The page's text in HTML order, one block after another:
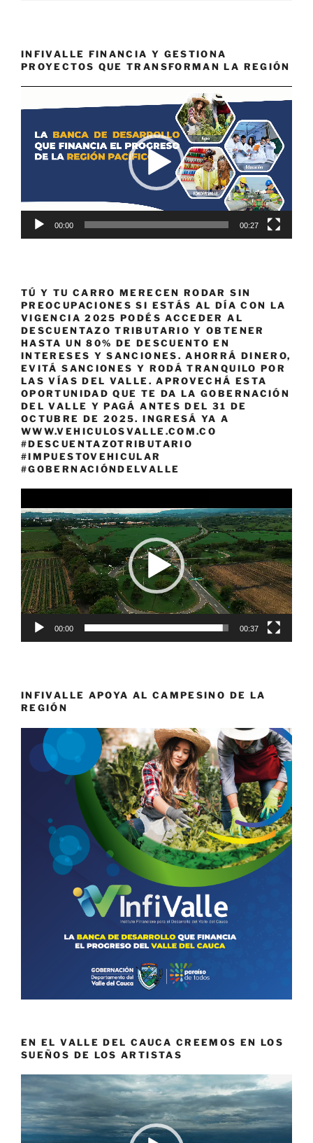
INFIVALLE FINANCIA Y GESTIONA
PROYECTOS QUE TRANSFORMAN LA REGIÓN
de
00:00 00:27
TÚ Y TU CARRO MERECEN RODAR SIN
PREOCUPACIONES SI ESTÁS AL DÍA CON LA
VIGENCIA 2025 PODÉS ACCEDER AL
DESCUENTAZO TRIBUTARIO Y OBTENER
HASTA UN 80% DE DESCUENTO EN
INTERESES Y SANCIONES. AHORRÁ DINERO,
EVITÁ SANCIONES Y RODÁ TRANQUILO POR
LAS VÍAS DEL VALLE. APROVECHÁ ESTA
OPORTUNIDAD QUE TE DA LA GOBERNACIÓN
DEL VALLE Y PAGÁ ANTES DEL 31 DE
OCTUBRE DE 2025. INGRESÁ YA A
WWW.VEHICULOSVALLE.COM.CO
#DESCUENTAZOTRIBUTARIO
#IMPUESTOVEHICULAR
#GOBERNACIÓNDELVALLE
de
vídeo
00:00 00:37
INFIVALLE APOYA AL CAMPESINO DE LA
REGIÓN
EN EL VALLE DEL CAUCA CREEMOS EN LOS
SUEÑOS DE LOS ARTISTAS
Reproductor
de
vídeo